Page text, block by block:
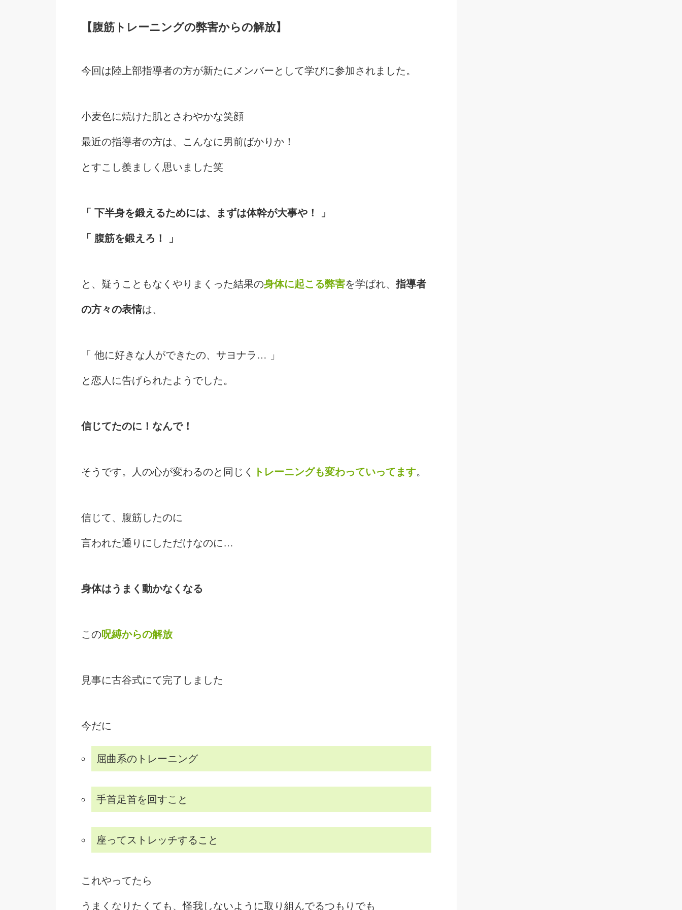
【腹筋トレーニングの弊害からの解放】
今回は陸上部指導者の方が新たにメンバーとして学びに参加されました。
小麦色に焼けた肌とさわやかな笑顔
最近の指導者の方は、こんなに男前ばかりか！
とすこし羨ましく思いました笑
「 下半身を鍛えるためには、まずは体幹が大事や！ 」
「 腹筋を鍛えろ！ 」
と、疑うこともなくやりまくった結果の身体に起こる弊害を学ばれ、 指導者
の方々の表情は、
「 他に好きな人ができたの、サヨナラ… 」
と恋人に告げられたようでした。
信じてたのに！なんで！
そうです。人の心が変わるのと同じく トレーニングも変わっていってます。
信じて、腹筋したのに
言われた通りにしただけなのに…
身体はうまく動かなくなる
この呪縛からの解放
見事に古谷式にて完了しました
今だに
屈曲系のトレーニング
手首足首を回すこと
座ってストレッチすること
これやってたら
うまくなりたくても、怪我しないように取り組んでるつもりでも